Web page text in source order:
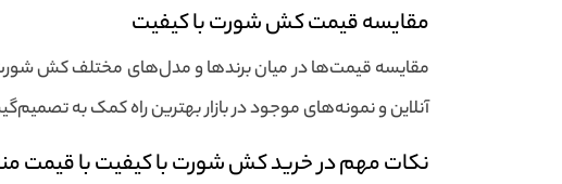
مقایسه قیمت کش شورت با کیفیت
مقایسه قیمت‌ها در میان برندها و مدل‌های مختلف کش شورت
آنلاین و نمونه‌های موجود در بازار بهترین راه کمک به
نکات مهم در خرید کش شورت با کیفیت با قیمت